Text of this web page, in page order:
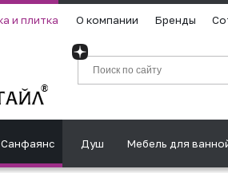
и плитка О компании Бренды
Санфаянс Душ Мебель для